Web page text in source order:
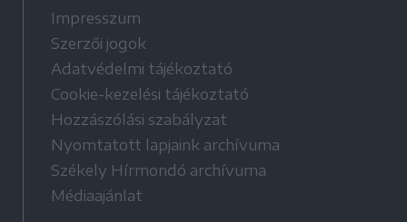
Impresszum
Szerzői jogok
Adatvédelmi tájékoztató
Cookie-kezelési tájékoztató
Hozzászólási szabályzat
Nyomtatott lapjaink archívuma
Székely Hírmondó archívuma
Médiaajánlat